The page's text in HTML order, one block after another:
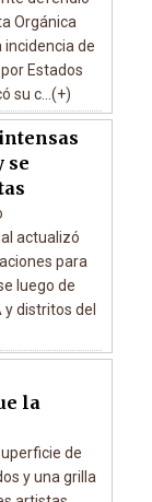
Orgánica
incidencia de
Estados
su c...(+)
se
actualizó
para
luego de
distritos del
la
de
y una grilla